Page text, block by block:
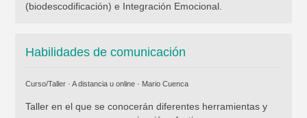
(biodescodificación) e Integración Emocional.
Habilidades de comunicación
Curso/Taller · A distancia u online · Mario Cuenca
Taller en el que se conocerán diferentes herramientas y